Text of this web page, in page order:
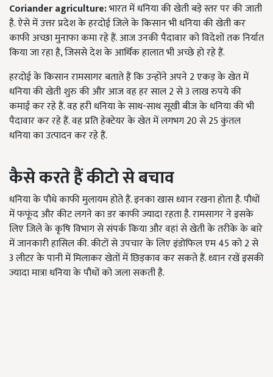
Coriander agriculture:भारत में धनिया की खेती बड़े स्तर पर की जाती
है. ऐसे में उत्तर प्रदेश के हरदोई जिले के किसान भी धनिया की खेती कर
काफी अच्छा मुनाफा कमा रहे हैं. आज उनकी पैदावार को विदेशों तक निर्यात
किया जा रहा है, जिससे देश के आर्थिक हालात भी अच्छे हो रहे हैं.
हरदोई के किसान रामसागर बताते हैं कि उन्होंने अपने 2 एकड़ के खेत में
धनिया की खेती शुरु की और आज वह हर साल 2 से 3 लाख रुपये की
कमाई कर रहे हैं. वह हरी धनिया के साथ-साथ सूखी बीज के धनिया की भी
पैदावार कर रहे हैं. वह प्रति हेक्टेयर के खेत में लगभग 20 से 25 कुंतल
धनिया का उत्पादन कर रहे हैं.
कैसे करते हैं कीटो से बचाव
धनिया के पौधे काफी मुलायम होते हैं. इनका खास ध्यान रखना होता है. पौधों
में फफूंद और कीट लगने का डर काफी ज्यादा रहता है. रामसागर ने इसके
लिए जिले के कृषि विभाग से संपर्क किया और वहां से खेती के तरीके के बारे
में जानकारी हासिल की. कीटों से उपचार के लिए इंडोफिल एम 45 को 2 से
3 लीटर के पानी में मिलाकर खेतों में छिड़काव कर सकते हैं. ध्यान रखें इसकी
ज्यादा मात्रा धनिया के पौधों को जला सकती है.